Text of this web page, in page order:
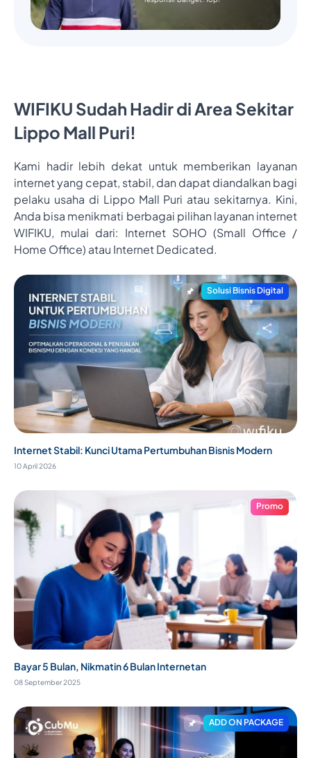
WIFIKU Sudah Hadir di Area Sekitar
Lippo Mall Puri!
Kami hadir lebih dekat untuk memberikan layanan
internet yang cepat, stabil, dan dapat diandalkan bagi
pelaku usaha di Lippo Mall Puri atau sekitarnya. Kini,
Anda bisa menikmati berbagai pilihan layanan internet
WIFIKU, mulai dari: Internet SOHO (Small Office /
Home Office) atau Internet Dedicated.
Solusi Bisnis Digital
Internet Stabil: Kunci Utama Pertumbuhan Bisnis Modern
10 April 2026
Promo
Bayar 5 Bulan, Nikmatin 6 Bulan Internetan
08 September 2025
ADD ON PACKAGE